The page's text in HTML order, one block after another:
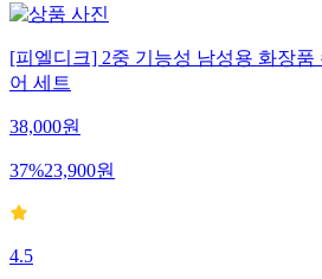
[피엘디크] 2중 기능성 남성용 화장품
어 세트
38,000원
37%23,900원
4.5